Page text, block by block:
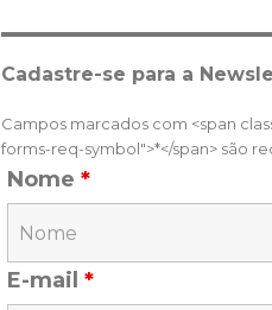
Cadastre-se para a
Campos marcados com <span
forms-req-symbol">*</span> são
Nome *
E-mail *